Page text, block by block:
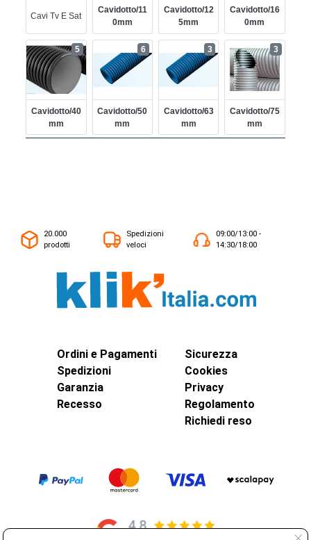
Cavi Tv E Sat
Cavidotto/11
0mm
Cavidotto/12
5mm
Cavidotto/16
0mm
Cavidotto/40
Mm
5
Cavidotto/50
Mm
6
Cavidotto/63
Mm
3
Cavidotto/75
Mm
3
20.000
prodotti
Spedizioni
veloci
09:00/13:00 -
14:30/18:00
Ordini e Pagamenti
Spedizioni
Garanzia
Recesso
Sicurezza
Cookies
Privacy
Regolamento
Richiedi reso